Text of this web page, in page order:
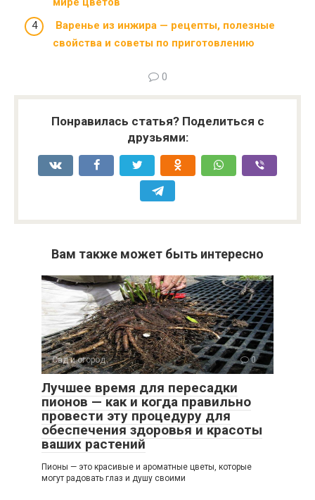
Варенье из инжира — рецепты, полезные
свойства и советы по приготовлению
0
Понравилась статья? Поделиться с
друзьями:
Вам также может быть интересно
Сад и огород 0
Лучшее время для пересадки
пионов — как и когда правильно
провести эту процедуру для
обеспечения здоровья и красоты
ваших растений
Пионы — это красивые и ароматные цветы, которые
могут радовать глаз и душу своими